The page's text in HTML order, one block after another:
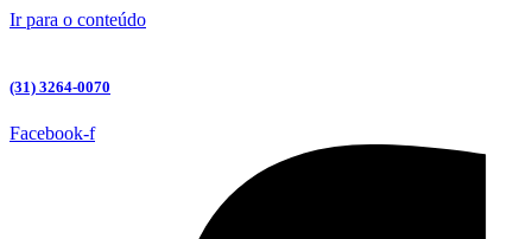
Ir para o conteúdo
(31) 3264-0070
Facebook-f